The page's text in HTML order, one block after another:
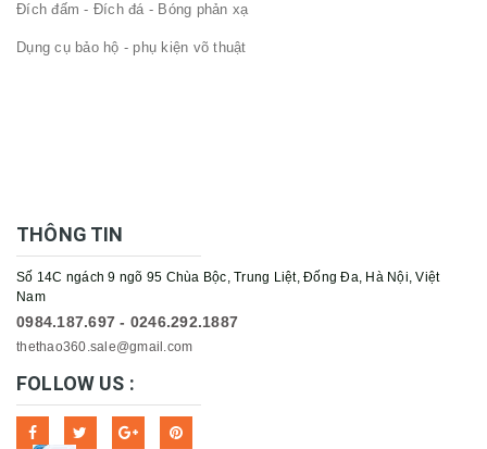
Đích đấm - Đích đá - Bóng phản xạ
Dụng cụ bảo hộ - phụ kiện võ thuật
THÔNG TIN
Số 14C ngách 9 ngõ 95 Chùa Bộc, Trung Liệt, Đống Đa, Hà Nội, Việt
Nam
0984.187.697 - 0246.292.1887
thethao360.sale@gmail.com
FOLLOW US :